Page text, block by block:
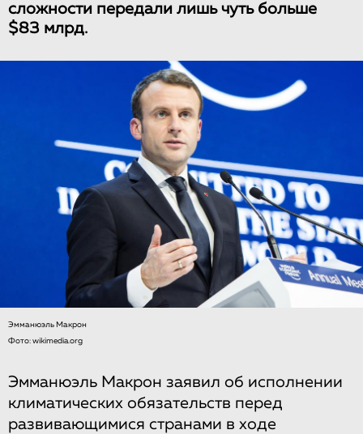
сложности передали лишь чуть больше
$83 млрд.
Эмманюэль Макрон
Фото: wikimedia.org
Эмманюэль Макрон заявил об исполнении
климатических обязательств перед
развивающимися странами в ходе